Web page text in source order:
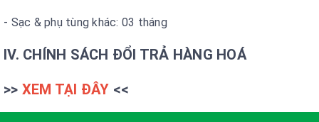
- Sạc & phụ tùng khác: 03 tháng
IV. CHÍNH SÁCH ĐỔI TRẢ HÀNG HOÁ
>> XEM TẠI ĐÂY <<